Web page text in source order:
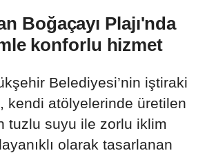
Boğaçayı Plajı'nda
konforlu hizmet
Belediyesi’nin iştiraki
kendi atölyelerinde üretilen
tuzlu suyu ile zorlu iklim
olarak tasarlanan